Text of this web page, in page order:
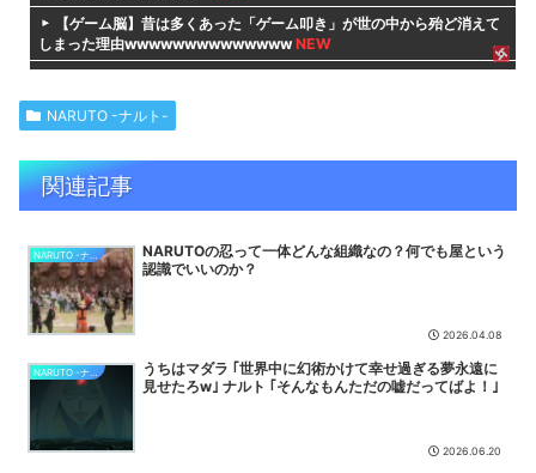
【ゲーム脳】昔は多くあった「ゲーム叩き」が世の中から殆ど消えて
しまった理由wwwwwwwwwwwwww NEW
ーーーーーにおもんない！！！！」→炎上
【衝撃】手術中に熊本地震が直撃した結果ｗｗｗｗｗ(※動画あり)
【覇権終了】ブルアカさん、5.5周年ガチャで初のセルラン1位を逃
NEW
【悲報】漫画『ナナとカオル』作者、大腸がんステージ4
無職転生の重婚の話がキモイってまた盛り上がってる
NEW
【原神】アズプロもただの美少女動物園じゃ原神超えなんて無理そう
だな NEW
【悲報】週刊少年ジャンプさん、最大発行部数653万部から急降下で
ついに100万部を割ってしまうｗｗｗｗｗ
NARUTO -ナルト-
関連記事
NARUTO -ナルト-
NARUTOの忍って一体どんな組織なの？何でも屋という
認識でいいのか？
2026.04.08
うちはマダラ ｢世界中に幻術かけて幸せ過ぎる夢永遠に
見せたろw｣ ナルト ｢そんなもんただの嘘だってばよ！｣
2026.06.20